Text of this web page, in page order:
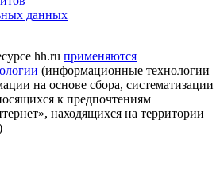
данных
hh.ru применяются
(информационные технологии
на основе сбора, систематизации
к предпочтениям
находящихся на территории